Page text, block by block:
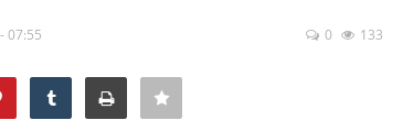
07:55 0 133